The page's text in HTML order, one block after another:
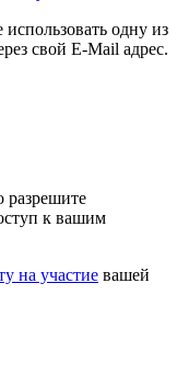
одну из
свой E-Mail адрес.
разрешите
к вашим
на участие вашей